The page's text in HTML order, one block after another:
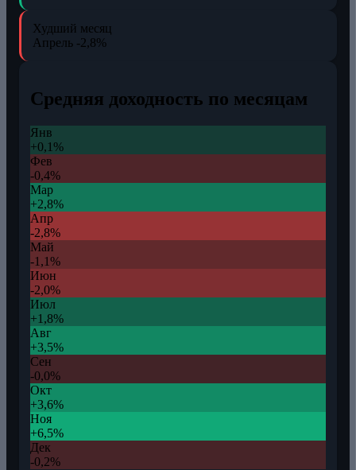
Худший месяц
Апрель -2,8%
Средняя доходность по месяцам
Янв
+0,1%
Фев
-0,4%
Мар
+2,8%
Апр
-2,8%
Май
-1,1%
Июн
-2,0%
Июл
+1,8%
Авг
+3,5%
Сен
-0,0%
Окт
+3,6%
Ноя
+6,5%
Дек
-0,2%